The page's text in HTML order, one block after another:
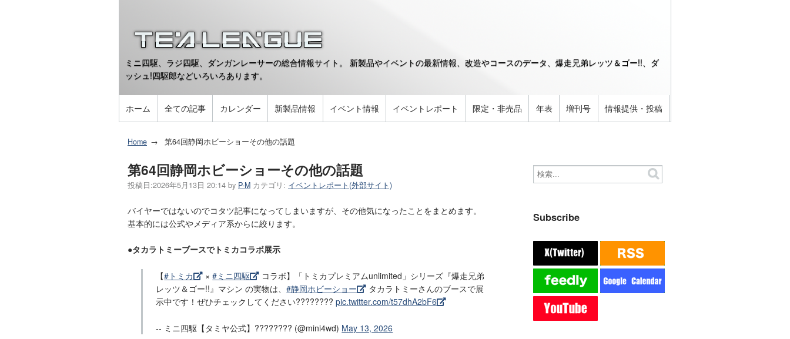
ミニ四駆、ラジ四駆、ダンガンレーサーの総合情報サイト。 新製品やイベントの最新情報、改造やコースのデータ、爆走兄弟レッツ＆ゴー!!、ダ
ッシュ!四駆郎などいろいろあります。
ホーム 全ての記事 カレンダー 新製品情報 イベント情報 イベントレポート 限定・非売品 年表 増刊号 情報提供・投稿
Home 第64回静岡ホビーショーその他の話題
第64回静岡ホビーショーその他の話題
投稿日:2026年5月13日 20:14 by P-M カテゴリ: イベントレポート(外部サイト)
バイヤーではないのでコタツ記事になってしまいますが、その他気になったことをまとめます。
基本的には公式やメディア系からに絞ります。
●タカラトミーブースでトミカコラボ展示
【#トミカ ×#ミニ四駆
コラボ】「トミカプレミアムunlimited」シリーズ『爆走兄弟
レッツ＆ゴー!!』マシン の実物は、#静岡ホビーショー
タカラトミーさんのブースで展
示中です！ぜひチェックしてください????????pic.twitter.com/t57dhA2bF6
-- ミニ四駆【タミヤ公式】???????? (@mini4wd) May 13, 2026
Subscribe